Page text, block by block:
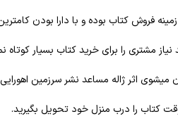
فروش کتاب بوده و با دارا بودن
مشتری را برای خرید کتاب بسیار کوتاه
اثر ژاله مساعد نشر سرزمین اهورایی
کتاب را درب منزل خود تحویل بگیرید.